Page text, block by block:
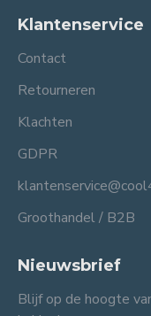
Klantenservice
Contact
Retourneren
Klachten
GDPR
Groothandel / B2B
Nieuwsbrief
Blijf op de hoogte